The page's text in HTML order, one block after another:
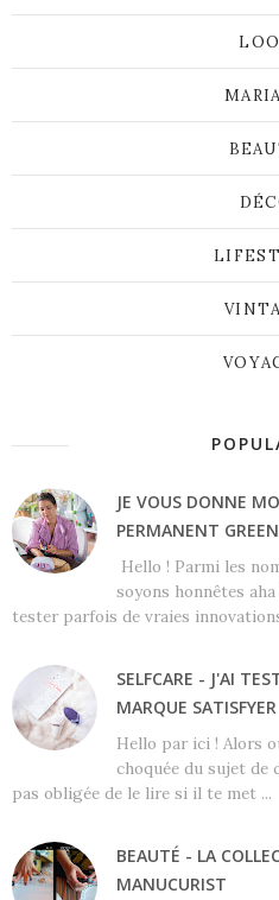
JE VOUS DONNE
PERMANENT
Hello ! Parmi les
soyons honnêtes
tester parfois de vraies
SELFCARE - J'AI
MARQUE SATISFYER
Hello par ici ! Alors
choquée du sujet de
pas obligée de le lire si il te met ...
BEAUTÉ - LA
MANUCURIST